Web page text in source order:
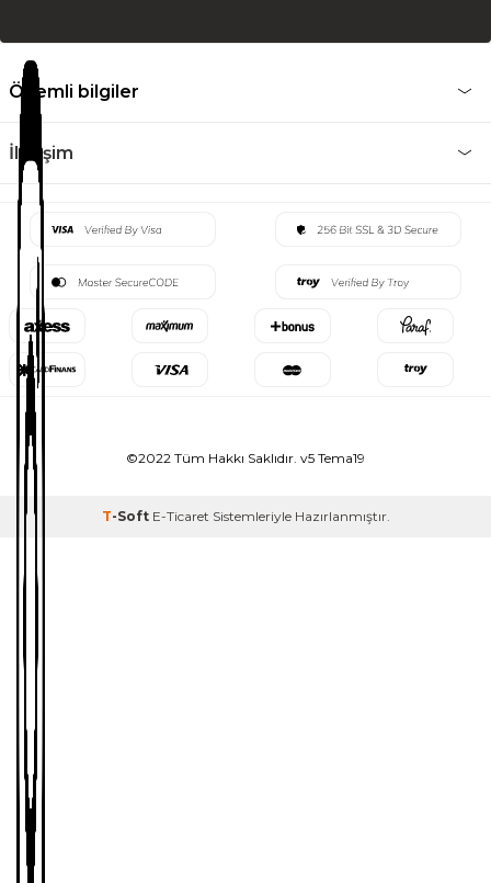
Önemli bilgiler
İletişim
©2022 Tüm Hakkı Saklıdır. v5 Tema19
T-Soft E-Ticaret Sistemleriyle Hazırlanmıştır.